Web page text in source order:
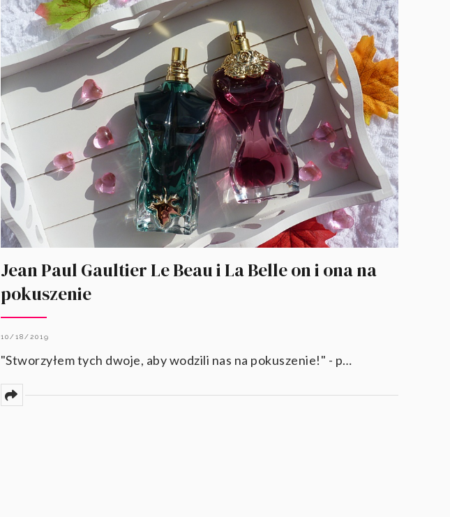
Jean Paul Gaultier Le Beau i La Belle on i ona na
pokuszenie
10/18/2019
"Stworzyłem tych dwoje, aby wodzili nas na pokuszenie!" - p…